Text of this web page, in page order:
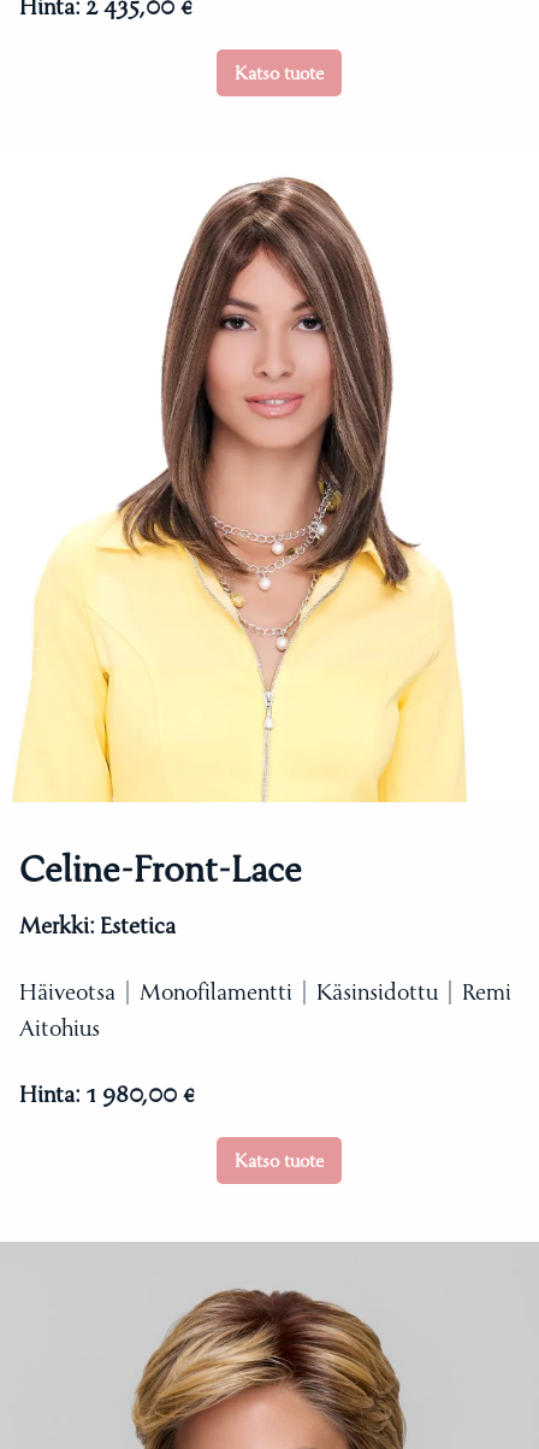
Hinta: 2 435,00 €
Katso tuote
Celine-Front-Lace
Merkki: Estetica
Häiveotsa | Monofilamentti | Käsinsidottu | Remi
Aitohius
Hinta: 1 980,00 €
Katso tuote